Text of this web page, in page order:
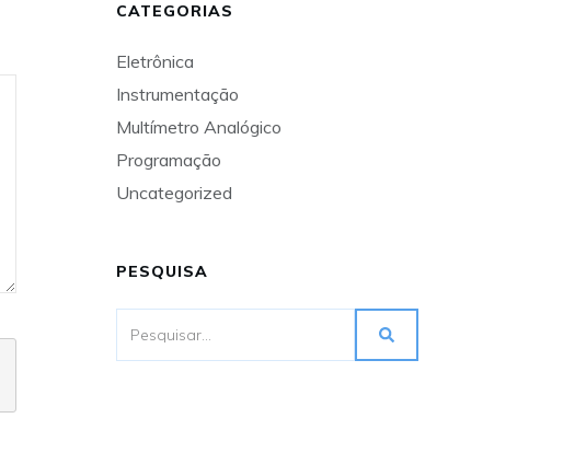
CATEGORIAS
Eletrônica
Instrumentação
Multímetro Analógico
Programação
Uncategorized
PESQUISA